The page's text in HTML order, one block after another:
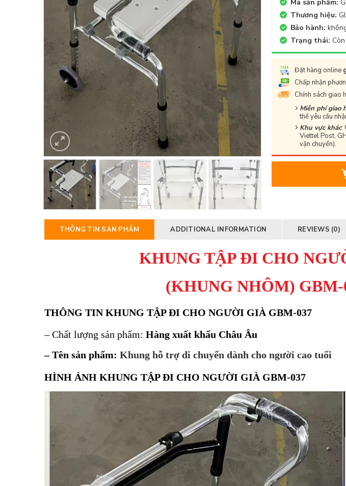
Mã sản phẩm:
Thương hiệu:
Bảo hành:
Trạng thái:
Đặt hàng online
Chấp nhận
Chính sách giao
Miễn phí giao
thể yêu cầu
Khu vực khác:
Viettel Post,
vận chuyển).
THÔNG TIN SẢN PHẨM ADDITIONAL INFORMATION REVIEWS (0)
KHUNG TẬP ĐI CHO
(KHUNG NHÔM) GBM-
THÔNG TINKHUNG TẬP ĐI CHO NGƯỜI GIÀ GBM-037
– Chất lượng sản phẩm: Hàng xuất khẩu Châu Âu
– Tên sản phẩm: Khung hỗ trợ di chuyển dành cho người cao tuổi
HÌNH ẢNH KHUNG TẬP ĐI CHO NGƯỜI GIÀ GBM-037